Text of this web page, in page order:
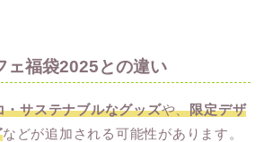
ェ福袋2025との違い
・サステナブルなグッズや、限定デザ
などが追加される可能性があります。